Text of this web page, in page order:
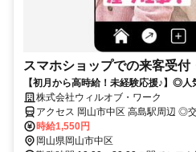
スマホショップでの来客受付
【初月から高時給！未経験応援♪】◎
第二新卒・社会人デビュー歓迎♪
株式会社ウィルオブ・ワーク
アクセス 岡山市中区 高島駅周辺 ◎
時給1,550円
岡山県岡山市中区